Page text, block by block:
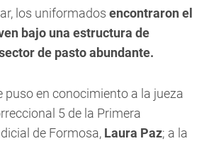
los uniformados encontraron el
bajo una estructura de
de pasto abundante.
puso en conocimiento a la jueza
5 de la Primera
de Formosa, Laura Paz; a la